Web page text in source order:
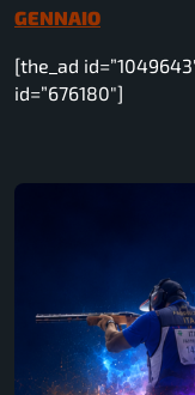
GENNAIO
[the_ad
id=”676180″]